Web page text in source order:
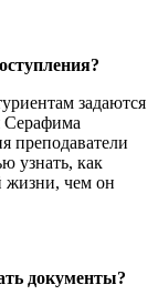
задаются
Серафима
преподаватели
узнать, как
жизни, чем он
документы?